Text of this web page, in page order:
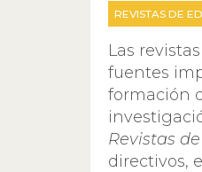
REVISTAS DE
Las
fuentes
formación
Revistas
directivos,